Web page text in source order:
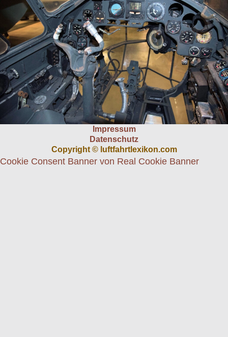
Impressum
Datenschutz
Copyright © luftfahrtlexikon.com
Cookie Consent Banner von Real Cookie Banner